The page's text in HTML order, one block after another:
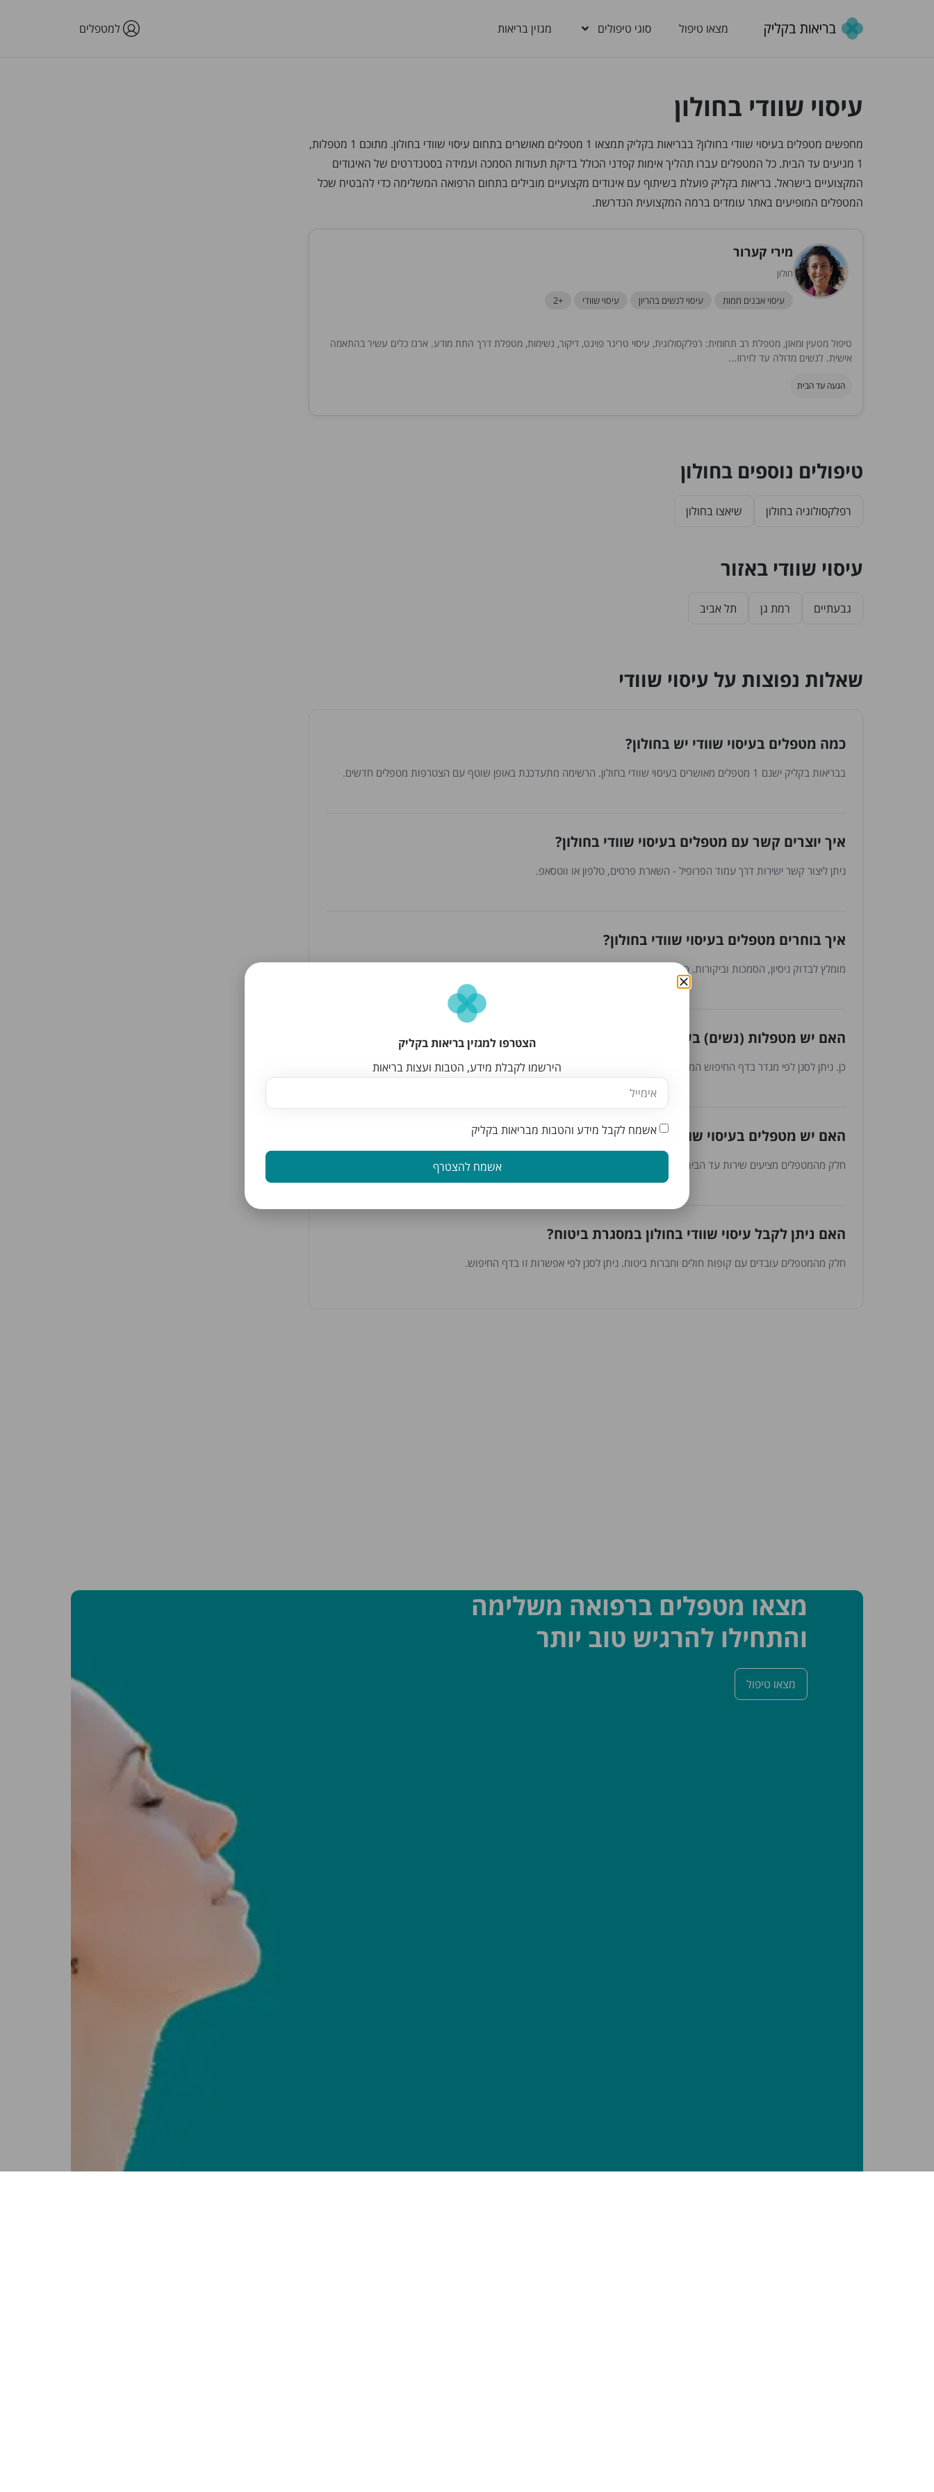
מצאו טיפול סוגי טיפולים מגזין בריאות למטפלים
עיסוי שוודי בחולון
מחפשים מטפלים בעיסוי שוודי בחולון? בבריאות בקליק תמצאו 1 מטפלים מאושרים בתחום עיסוי שוודי בחולון. מתוכם 1 מטפלות,
1 מגיעים עד הבית. כל המטפלים עברו תהליך אימות קפדני הכולל בדיקת תעודות הסמכה ועמידה בסטנדרטים של האיגודים
המקצועיים בישראל. בריאות בקליק פועלת בשיתוף עם איגודים מקצועיים מובילים בתחום הרפואה המשלימה כדי להבטיח שכל
המטפלים המופיעים באתר עומדים ברמה המקצועית הנדרשת.
מירי קערור
חולון
עיסוי אבנים חמות עיסוי לנשים בהריון עיסוי שוודי +2
טיפול מטעין ומאזן, מטפלת רב תחומית: רפלקסולוגית, עיסוי טריגר פוינט, דיקור, נשימות, מטפלת דרך התת מודע. ארגז כלים עשיר בהתאמה
אישית. לנשים מדולה עד לזירוז...
הגעה עד הבית
טיפולים נוספים בחולון
רפלקסולוגיה בחולון שיאצו בחולון
עיסוי שוודי באזור
גבעתיים רמת גן תל אביב
שאלות נפוצות על עיסוי שוודי
כמה מטפלים בעיסוי שוודי יש בחולון?
בבריאות בקליק ישנם 1 מטפלים מאושרים בעיסוי שוודי בחולון. הרשימה מתעדכנת באופן שוטף עם הצטרפות מטפלים חדשים.
איך יוצרים קשר עם מטפלים בעיסוי שוודי בחולון?
ניתן ליצור קשר ישירות דרך עמוד הפרופיל - השארת פרטים, טלפון או ווטסאפ.
איך בוחרים מטפלים בעיסוי שוודי בחולון?
מומלץ לבדוק ניסיון, הסמכות וביקורות. כל המטפלים עברו אימות ואושרו על ידי צוות האתר.
האם יש מטפלות (נשים) בעיסוי שוודי בחולון?
כן. ניתן לסנן לפי מגדר בדף החיפוש המתקדם.
האם יש מטפלים בעיסוי שוודי בחולון שמגיעים עד הבית?
חלק מהמטפלים מציעים שירות עד הבית. ניתן לסנן לפי אפשרות זו בדף החיפוש.
האם ניתן לקבל עיסוי שוודי בחולון במסגרת ביטוח?
חלק מהמטפלים עובדים עם קופות חולים וחברות ביטוח. ניתן לסנן לפי אפשרות זו בדף החיפוש.
מצאו מטפלים ברפואה משלימה
והתחילו להרגיש טוב יותר
מצאו טיפול
הצטרפו למגזין בריאות בקליק
הירשמו לקבלת מידע, הטבות ועצות בריאות
אשמח לקבל מידע והטבות מבריאות בקליק
אשמח להצטרף